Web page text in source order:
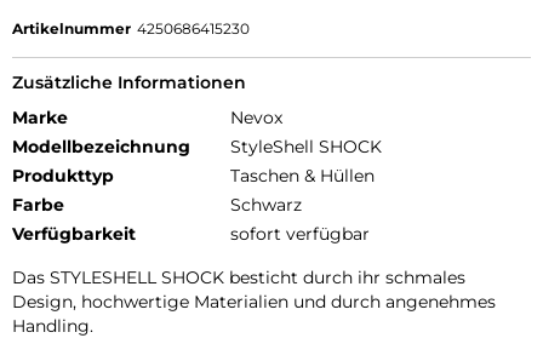
Artikelnummer 4250686415230
Zusätzliche Informationen
Marke
Nevox
Modellbezeichnung
StyleShell SHOCK
Produkttyp
Taschen & Hüllen
Farbe
Schwarz
Verfügbarkeit
sofort verfügbar
Das STYLESHELL SHOCK besticht durch ihr schmales
Design, hochwertige Materialien und durch angenehmes
Handling.